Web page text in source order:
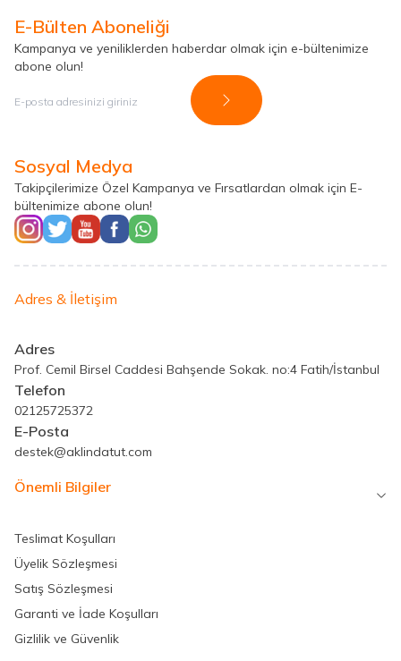
E-Bülten Aboneliği
Kampanya ve yeniliklerden haberdar olmak için e-bültenimize
abone olun!
Kayıt Ol
Sosyal Medya
Takipçilerimize Özel Kampanya ve Fırsatlardan olmak için E-
bültenimize abone olun!
Adres & İletişim
Adres
Prof. Cemil Birsel Caddesi Bahşende Sokak. no:4 Fatih/İstanbul
Telefon
02125725372
E-Posta
destek@aklindatut.com
Önemli Bilgiler
Teslimat Koşulları
Üyelik Sözleşmesi
Satış Sözleşmesi
Garanti ve İade Koşulları
Gizlilik ve Güvenlik